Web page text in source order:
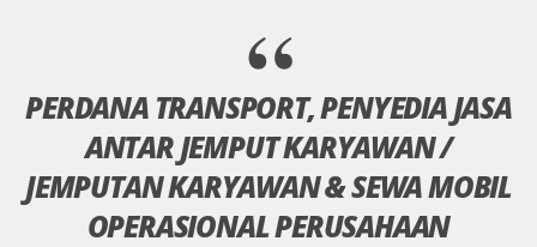
PERDANA TRANSPORT, PENYEDIA JASA
ANTAR JEMPUT KARYAWAN /
JEMPUTAN KARYAWAN & SEWA MOBIL
OPERASIONAL PERUSAHAAN